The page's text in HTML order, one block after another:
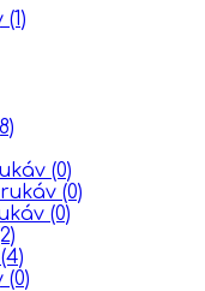
(1)
(0)
(0)
(0)
(4)
(0)